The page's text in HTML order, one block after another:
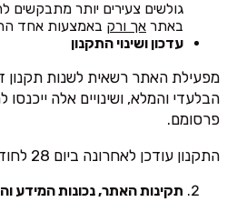
גולשים צעירים יותר מתבקשים
באתר אך ורק באמצעות אחד
עדכון ושינוי התקנון
מפעילת האתר רשאית לשנות תקנון
הבלעדי והמלא, ושינויים אלה ייכנסו
פרסומם.
התקנון עודכן לאחרונה ביום 28 לחודש אוגוסט 2025.
תקינות האתר, נכונות המידע